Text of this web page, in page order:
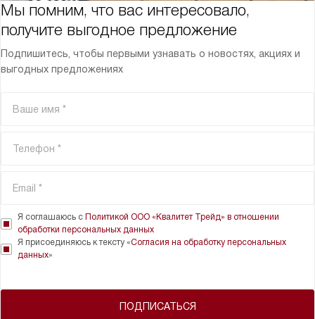
Мы помним, что вас интересовало,
получите выгодное предложение
Подпишитесь, чтобы первыми узнавать о новостях, акциях и
выгодных предложениях
ПОДПИСАТЬСЯ
Я соглашаюсь с Политикой ООО «Квалитет Трейд» в отношении
обработки персональных данных
Я присоединяюсь к тексту «Согласия на обработку персональных
данных»